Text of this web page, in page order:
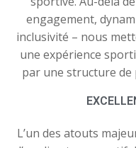
engagement,
inclusivité – nous
une expérience
par une structure
L’un des atouts